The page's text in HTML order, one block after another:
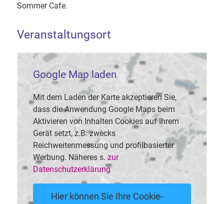
Sommer Cafe.
Veranstaltungsort
Google Map laden
Mit dem Laden der Karte akzeptieren Sie,
dass die Anwendung Google Maps beim
Aktivieren von Inhalten Cookies auf Ihrem
Gerät setzt, z.B. zwecks
Reichweitenmessung und profilbasierter
Werbung. Näheres s. zur
Datenschutzerklärung
Hier können Sie Ihre Cookie-